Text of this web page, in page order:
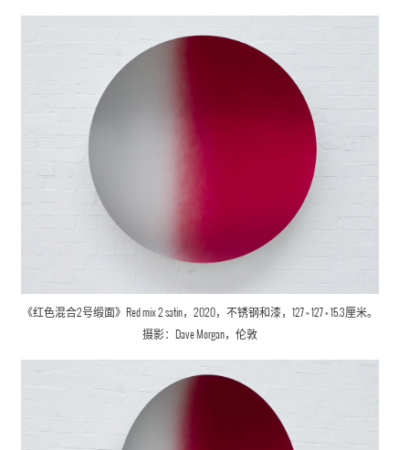
《红色混合2号缎面》Red mix 2 satin，2020，不锈钢和漆，127 × 127 × 15.3厘米。
摄影：Dave Morgan，伦敦